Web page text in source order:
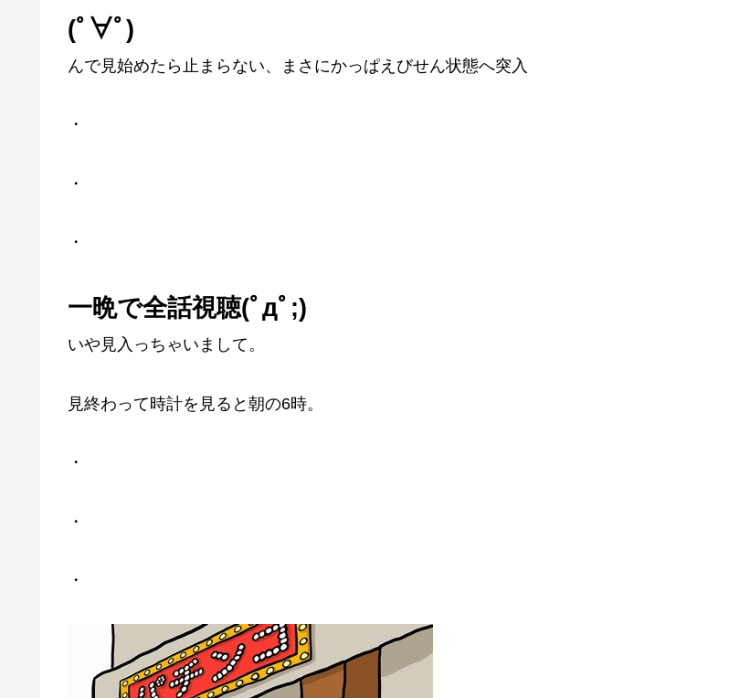
(ﾟ∀ﾟ)
んで見始めたら止まらない、まさにかっぱえびせん状態へ突入
・
・
・
一晩で全話視聴(ﾟдﾟ;)
いや見入っちゃいまして。
見終わって時計を見ると朝の6時。
・
・
・